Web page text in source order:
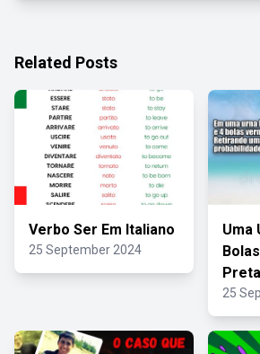
Related Posts
Verbo Ser Em Italiano
25 September 2024
Uma
25